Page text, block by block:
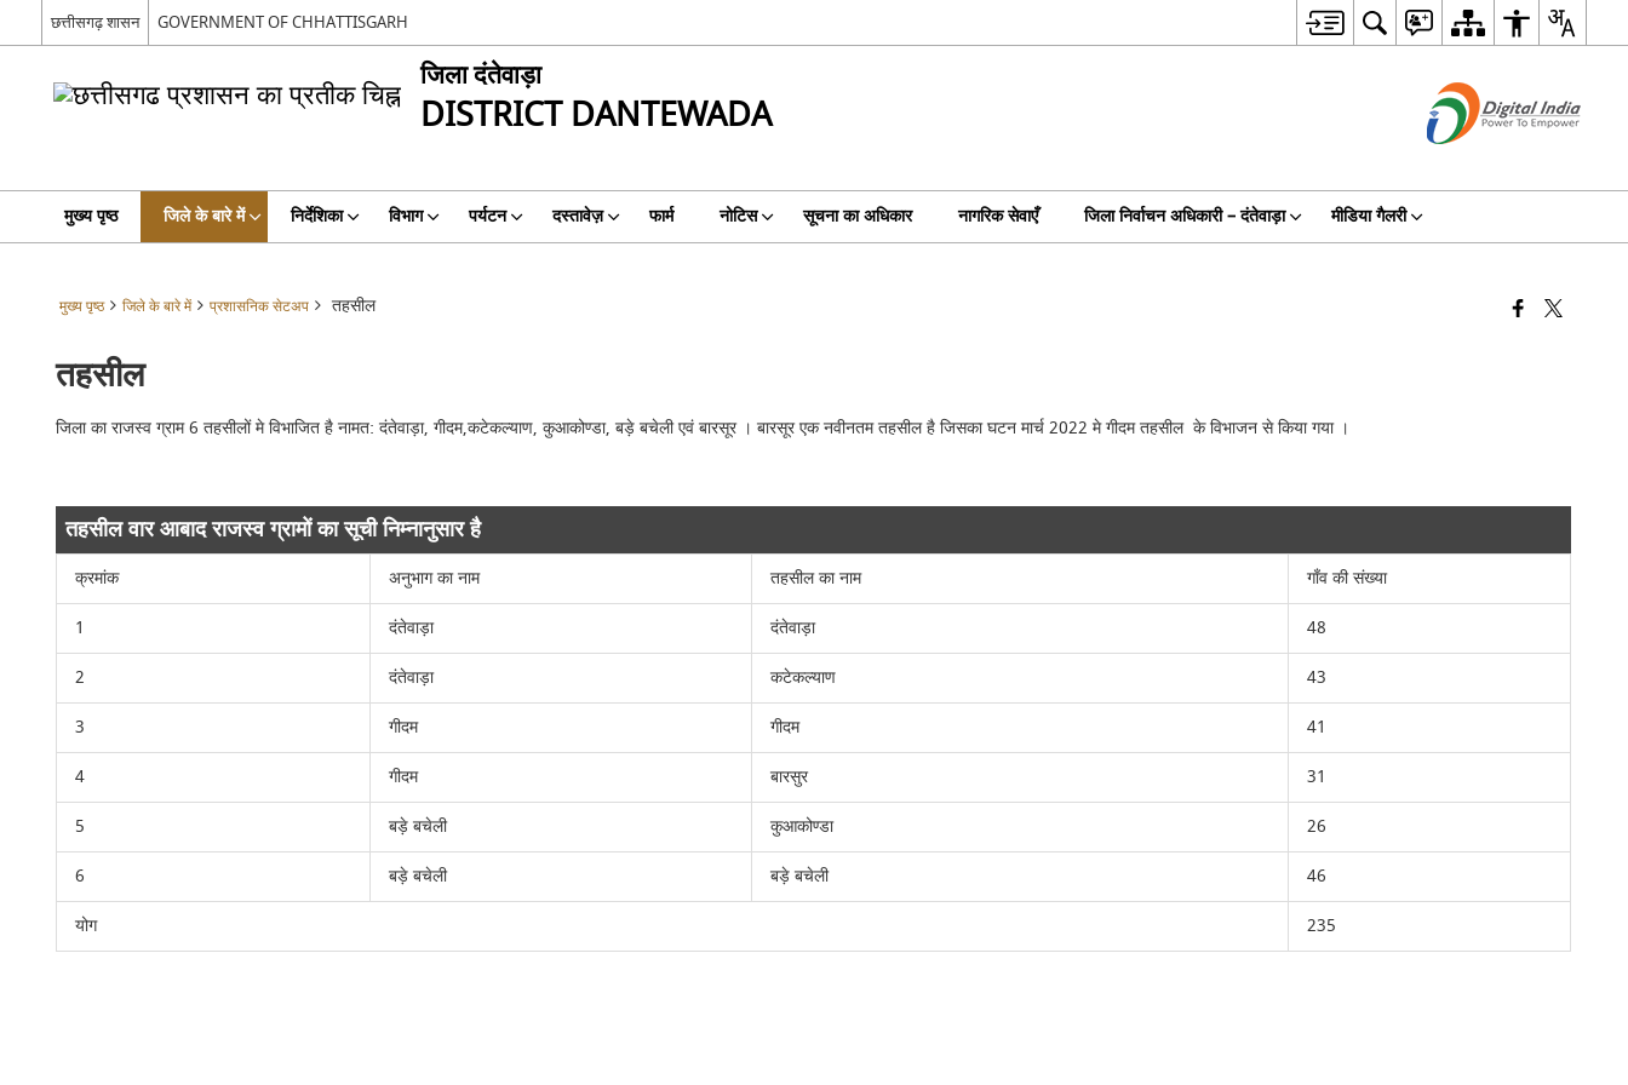
छत्तीसगढ़ शासन GOVERNMENT OF CHHATTISGARH
जिला दंतेवाड़ा
DISTRICT DANTEWADA
मुख्य पृष्ठ जिले के बारे में निर्देशिका विभाग पर्यटन दस्तावेज़ फार्म नोटिस सूचना का अधिकार नागरिक सेवाएँ जिला निर्वाचन अधिकारी – दंतेवाड़ा मीडिया गैलरी
मुख्य पृष्ठ जिले के बारे में प्रशासनिक सेटअप तहसील
तहसील
जिला का राजस्व ग्राम 6 तहसीलों मे विभाजित है नामत: दंतेवाड़ा, गीदम,कटेकल्याण, कुआकोण्डा, बड़े बचेली एवं बारसूर । बारसूर एक नवीनतम तहसील है जिसका घटन मार्च 2022 मे गीदम तहसील के विभाजन से किया गया ।
तहसील वार आबाद राजस्व ग्रामों का सूची निम्नानुसार है
क्रमांक अनुभाग का नाम तहसील का नाम
गाँव की संख्या
1
दंतेवाड़ा दंतेवाड़ा
48
2
दंतेवाड़ा कटेकल्याण
43
3
गीदम गीदम
41
4
गीदम बारसुर
31
5
बड़े बचेली कुआकोण्डा
26
6
बड़े बचेली बड़े बचेली
46
योग
235